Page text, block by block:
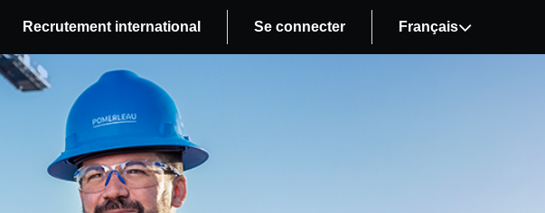
Recrutement international Se connecter Français